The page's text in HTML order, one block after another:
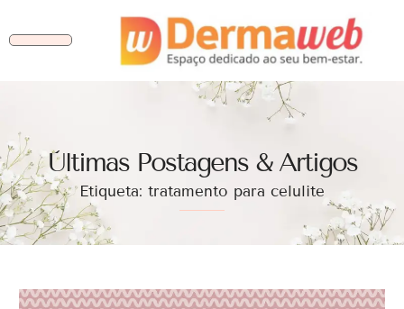
Ùltimas Postagens & Artigos
Etiqueta: tratamento para celulite